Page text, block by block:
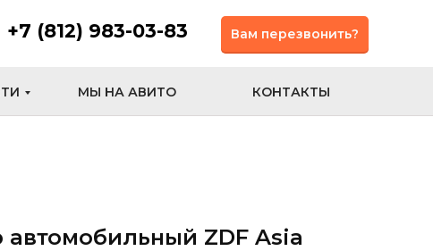
+7 (812) 983-03-83
МЫ НА АВИТО КОНТАКТЫ
Вам перезвонить?
автомобильный ZDF Asia